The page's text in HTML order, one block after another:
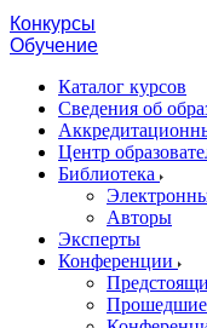
Конкурсы
Обучение
Каталог курсов
Сведения об
Центр
Библиотека
Авторы
Эксперты
Конференции
Прошедшие